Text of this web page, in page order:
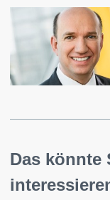
Das könnte